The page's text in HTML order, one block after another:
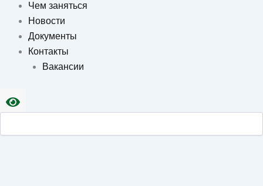
Чем заняться
Новости
Документы
Контакты
Вакансии